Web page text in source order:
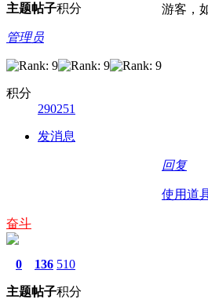
主题帖子积分
管理员
积分
290251
发消息
游客，
回复
使用道
奋斗
0
主题
136
帖子
510
积分